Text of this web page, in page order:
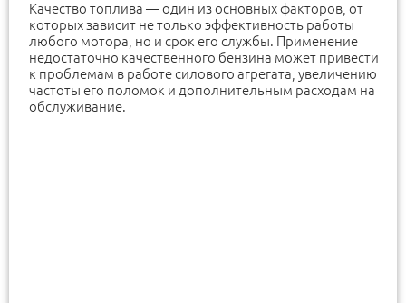
Качество топлива — один из основных факторов, от
которых зависит не только эффективность работы
любого мотора, но и срок его службы. Применение
недостаточно качественного бензина может привести
к проблемам в работе силового агрегата, увеличению
частоты его поломок и дополнительным расходам на
обслуживание.